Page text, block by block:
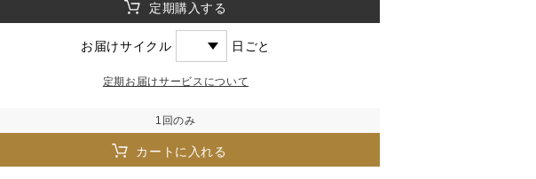
定期購入する
お届けサイクル 日ごと
定期お届けサービスについて
1回のみ
カートに入れる